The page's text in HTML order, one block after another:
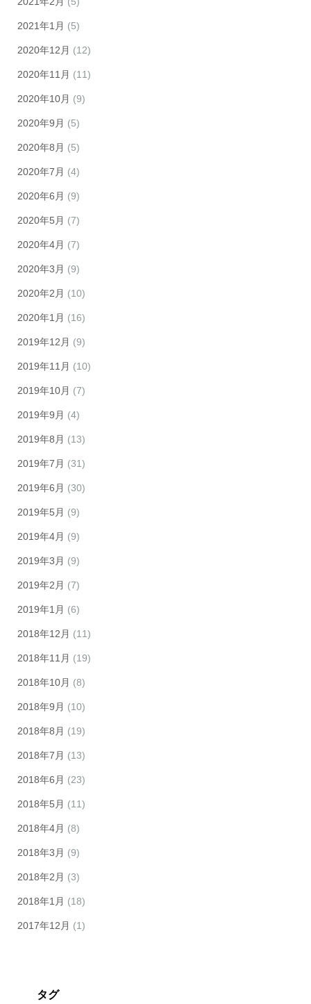
2021年1月 (5)
2020年12月 (12)
2020年11月 (11)
2020年10月 (9)
2020年9月 (5)
2020年8月 (5)
2020年7月 (4)
2020年6月 (9)
2020年5月 (7)
2020年4月 (7)
2020年3月 (9)
2020年2月 (10)
2020年1月 (16)
2019年12月 (9)
2019年11月 (10)
2019年10月 (7)
2019年9月 (4)
2019年8月 (13)
2019年7月 (31)
2019年6月 (30)
2019年5月 (9)
2019年4月 (9)
2019年3月 (9)
2019年2月 (7)
2019年1月 (6)
2018年12月 (11)
2018年11月 (19)
2018年10月 (8)
2018年9月 (10)
2018年8月 (19)
2018年7月 (13)
2018年6月 (23)
2018年5月 (11)
2018年4月 (8)
2018年3月 (9)
2018年2月 (3)
2018年1月 (18)
2017年12月 (1)
タグ